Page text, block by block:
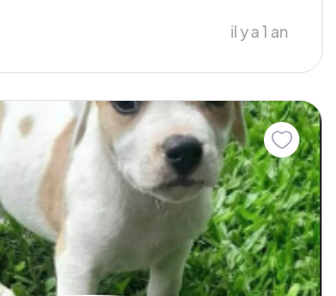
il y a 1 an